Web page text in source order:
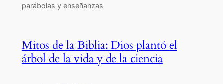
parábolas y enseñanzas
Mitos de la Biblia: Dios plantó el
árbol de la vida y de la ciencia